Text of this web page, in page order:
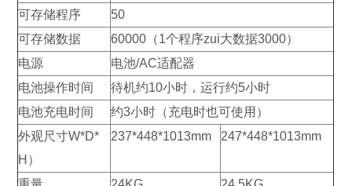
可存储程序
50
可存储数据
60000（1个程序zui大数据3000）
电源
电池/AC适配器
电池操作时间
待机约10小时，运行约5小时
电池充电时间
约3小时（充电时也可使用）
外观尺寸W*D*
H）
237*448*1013mm 247*448*1013mm